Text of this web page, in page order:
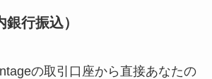
行振込）
の取引口座から直接あなたの